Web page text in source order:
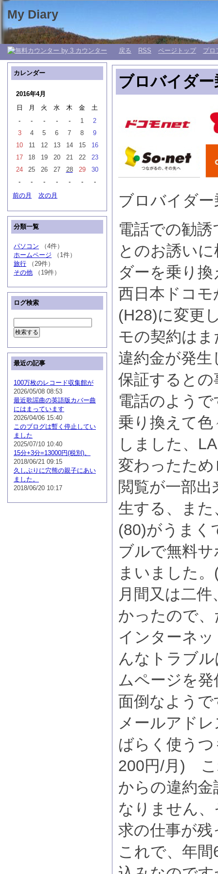
My Diary
日々の生活 My 日記帳。
戻る RSS ページトップ プロ
ブロバイダ
ブロバイダ
電話での勧
とのお誘い
ダーを乗り
西日本ドコ
(H28)に変更
モの契約は
違約金が発
保証すると
電話のようで
乗り換えて
しました、
変わったた
閲覧が一部
生する、ま
(80)がうまく
ブルで無料
まいました
月間又は二
かったので
インターネ
んなトラブ
ムページを
面倒なようで
メールアド
ばらく使う
200円/月) こ
からの違約
なりません
求の仕事が
これで、年
カレンダー
2016年4月
日
月 火 水 木 金
土
-
- - - - 1
2
3
4 5 6 7 8
9
10
11 12 13 14 15
16
17
18 19 20 21 22
23
24
25 26 27 28 29
30
-
- - - - -
-
前の月
次の月
分類一覧
パソコン （4件）
ホームページ （1件）
旅行 （29件）
その他 （19件）
ログ検索
最近の記事
100万枚のレコード収集館が
2026/05/08 08:53
最近歌謡曲の英語版カバー曲
にはまっています
2026/04/06 15:40
このブログは暫く停止してい
ました
2025/07/10 10:40
15分+3分=13000円(税別)。
2018/06/21 09:15
久しぶりに穴熊の親子にあい
ました。
2018/06/20 10:17